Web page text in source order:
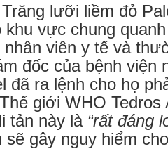
lưỡi liềm đỏ
khu vực chung
nhân viên y tế và
đốc của bệnh viện
đã ra lệnh cho họ
giới WHO Tedros
tản này là “rất đáng
sẽ gây nguy hiểm